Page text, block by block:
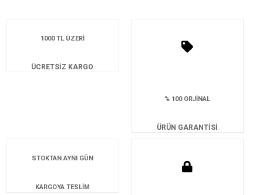
1000 TL ÜZERİ
ÜCRETSİZ KARGO
% 100 ORJİNAL
ÜRÜN GARANTİSİ
STOKTAN AYNI GÜN
KARGOYA TESLİM